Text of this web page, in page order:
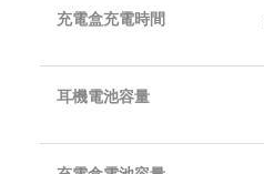
充電盒充電時間
耳機電池容量